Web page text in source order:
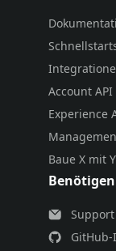
Account API
Experience
Baue X mit Y